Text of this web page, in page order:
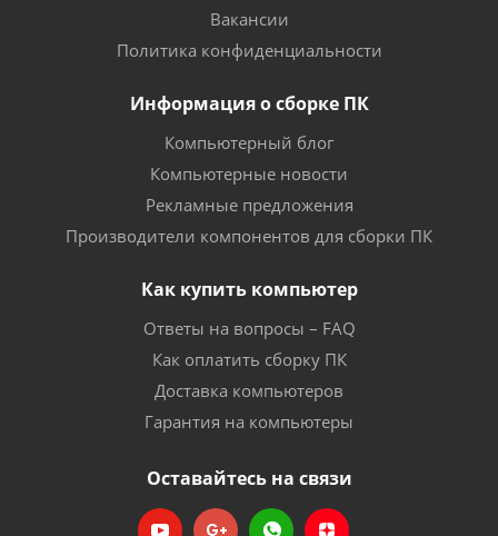
Вакансии
Политика конфиденциальности
Информация о сборке ПК
Компьютерный блог
Компьютерные новости
Рекламные предложения
Производители компонентов для сборки ПК
Как купить компьютер
Ответы на вопросы – FAQ
Как оплатить сборку ПК
Доставка компьютеров
Гарантия на компьютеры
Оставайтесь на связи